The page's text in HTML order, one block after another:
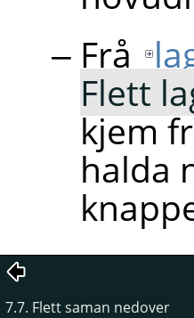
Frå
Flett
kjem
halda
7.7. Flett saman nedover